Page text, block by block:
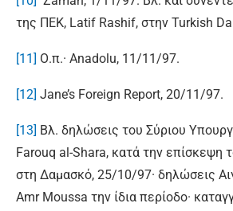
της ΠΕΚ, Latif Rashif, στην Turkish
[11] Ο.π.· Anadolu, 11/11/97.
[12] Jane’s Foreign Report, 20/11/97.
[13] Βλ. δηλώσεις του Σύριου
Farouq al-Shara, κατά την επίσκεψη
στη Δαμασκό, 25/10/97· δηλώσεις
Amr Moussa την ίδια περίοδο·